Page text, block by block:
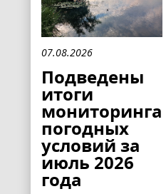
07.08.2026
Подведены
итоги
мониторинга
погодных
условий за
июль 2026
года